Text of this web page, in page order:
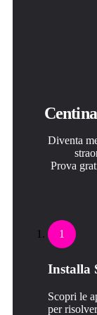
Diventa
Prova
1
Installa
Scopri le
per